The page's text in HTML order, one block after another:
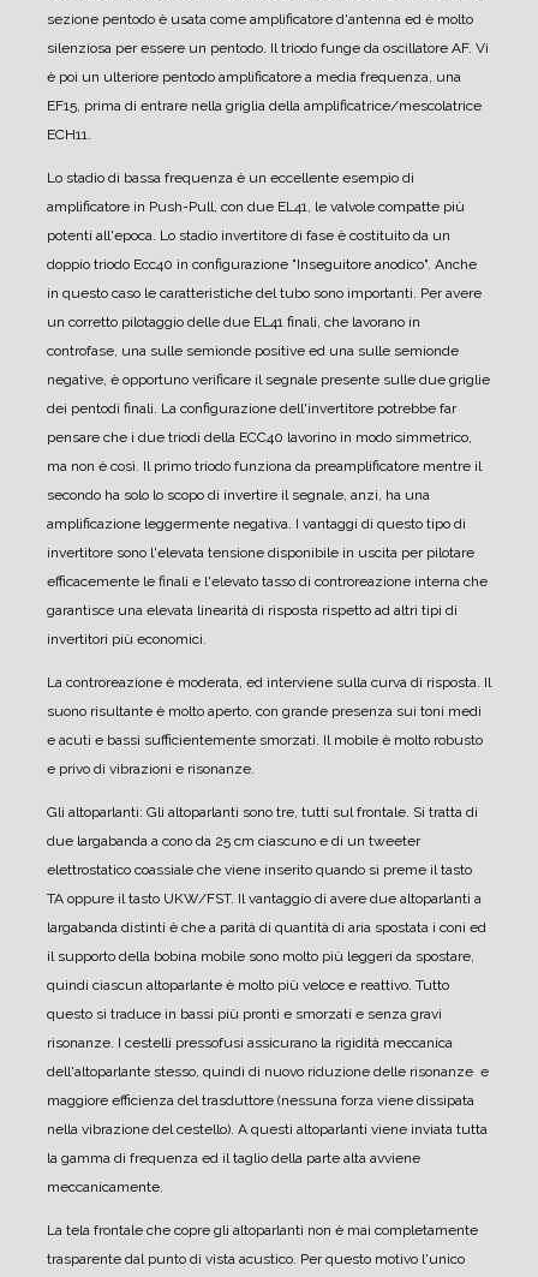
sezione pentodo è usata come amplificatore d'antenna ed è molto
silenziosa per essere un pentodo. Il triodo funge da oscillatore AF. Vi
è poi un ulteriore pentodo amplificatore a media frequenza, una
EF15, prima di entrare nella griglia della amplificatrice/mescolatrice
ECH11.
Lo stadio di bassa frequenza è un eccellente esempio di
amplificatore in Push-Pull, con due EL41, le valvole compatte più
potenti all'epoca. Lo stadio invertitore di fase è costituito da un
doppio triodo Ecc40 in configurazione "Inseguitore anodico". Anche
in questo caso le caratteristiche del tubo sono importanti. Per avere
un corretto pilotaggio delle due EL41 finali, che lavorano in
controfase, una sulle semionde positive ed una sulle semionde
negative, è opportuno verificare il segnale presente sulle due griglie
dei pentodi finali. La configurazione dell'invertitore potrebbe far
pensare che i due triodi della ECC40 lavorino in modo simmetrico,
ma non è così. Il primo triodo funziona da preamplificatore mentre il
secondo ha solo lo scopo di invertire il segnale, anzi, ha una
amplificazione leggermente negativa. I vantaggi di questo tipo di
invertitore sono l'elevata tensione disponibile in uscita per pilotare
efficacemente le finali e l'elevato tasso di controreazione interna che
garantisce una elevata linearità di risposta rispetto ad altri tipi di
invertitori più economici.
La controreazione è moderata, ed interviene sulla curva di risposta. Il
suono risultante è molto aperto, con grande presenza sui toni medi
e acuti e bassi sufficientemente smorzati. Il mobile è molto robusto
e privo di vibrazioni e risonanze.
Gli altoparlanti: Gli altoparlanti sono tre, tutti sul frontale. Si tratta di
due largabanda a cono da 25 cm ciascuno e di un tweeter
elettrostatico coassiale che viene inserito quando si preme il tasto
TA oppure il tasto UKW/FST. Il vantaggio di avere due altoparlanti a
largabanda distinti è che a parità di quantità di aria spostata i coni ed
il supporto della bobina mobile sono molto più leggeri da spostare,
quindi ciascun altoparlante è molto più veloce e reattivo. Tutto
questo si traduce in bassi più pronti e smorzati e senza gravi
risonanze. I cestelli pressofusi assicurano la rigidità meccanica
dell'altoparlante stesso, quindi di nuovo riduzione delle risonanze e
maggiore efficienza del trasduttore (nessuna forza viene dissipata
nella vibrazione del cestello). A questi altoparlanti viene inviata tutta
la gamma di frequenza ed il taglio della parte alta avviene
meccanicamente.
La tela frontale che copre gli altoparlanti non è mai completamente
trasparente dal punto di vista acustico. Per questo motivo l'unico